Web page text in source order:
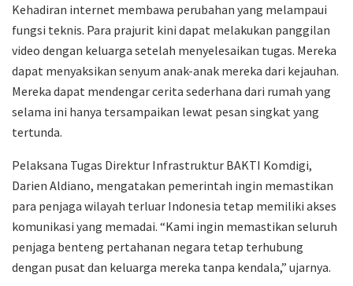
Kehadiran internet membawa perubahan yang melampaui
fungsi teknis. Para prajurit kini dapat melakukan panggilan
video dengan keluarga setelah menyelesaikan tugas. Mereka
dapat menyaksikan senyum anak-anak mereka dari kejauhan.
Mereka dapat mendengar cerita sederhana dari rumah yang
selama ini hanya tersampaikan lewat pesan singkat yang
tertunda.
Pelaksana Tugas Direktur Infrastruktur BAKTI Komdigi,
Darien Aldiano, mengatakan pemerintah ingin memastikan
para penjaga wilayah terluar Indonesia tetap memiliki akses
komunikasi yang memadai. “Kami ingin memastikan seluruh
penjaga benteng pertahanan negara tetap terhubung
dengan pusat dan keluarga mereka tanpa kendala,” ujarnya.